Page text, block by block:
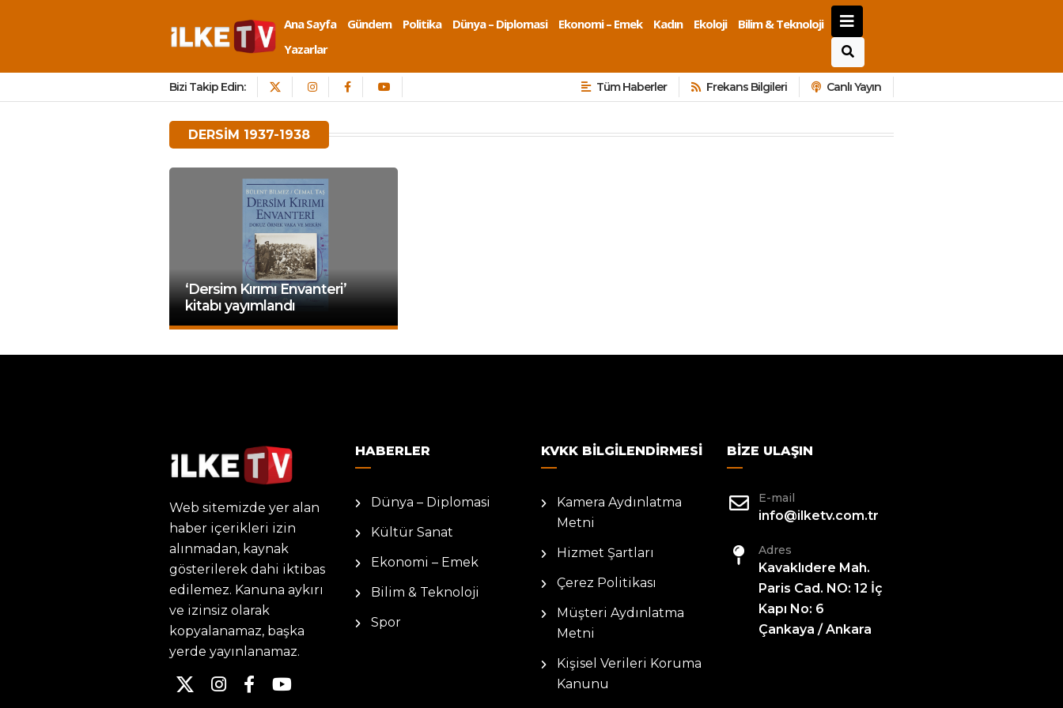
Ana Sayfa Gündem Politika Dünya – Diplomasi Ekonomi – Emek Kadın Ekoloji
Bilim & Teknoloji
Yazarlar
Bizi Takip Edin: Tüm Haberler Frekans Bilgileri Canlı Yayın
DERSIM 1937-1938
‘Dersim Kırımı Envanteri’
kitabı yayımlandı
Web sitemizde yer alan
haber içerikleri izin
alınmadan, kaynak
gösterilerek dahi iktibas
edilemez. Kanuna aykırı
ve izinsiz olarak
kopyalanamaz, başka
yerde yayınlanamaz.
HABERLER
Dünya – Diplomasi
Kültür Sanat
Ekonomi – Emek
Bilim & Teknoloji
Spor
KVKK BILGILENDIRMESI
Kamera Aydınlatma
Metni
Hizmet Şartları
Çerez Politikası
Müşteri Aydınlatma
Metni
Kişisel Verileri Koruma
Kanunu
BIZE ULAŞIN
E-mail
info@ilketv.com.tr
Adres
Kavaklıdere Mah.
Paris Cad. NO: 12 İç
Kapı No: 6
Çankaya / Ankara